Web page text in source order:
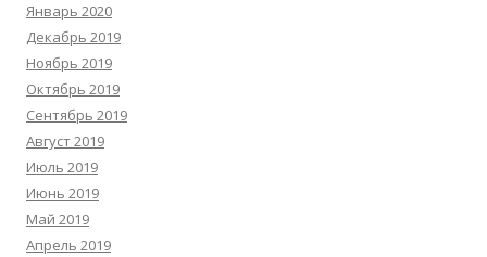
Январь 2020
Декабрь 2019
Ноябрь 2019
Октябрь 2019
Сентябрь 2019
Август 2019
Июль 2019
Июнь 2019
Май 2019
Апрель 2019